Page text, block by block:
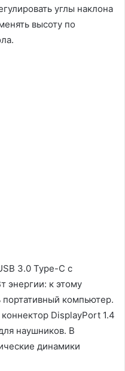
углы наклона
высоту по
3.0 Type-C с
энергии: к этому
компьютер.
DisplayPort 1.4
наушников. В
динамики